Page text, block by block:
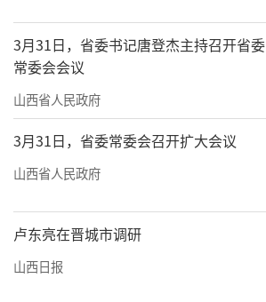
3月31日，省委书记唐登杰主持召开省委
常委会会议
山西省人民政府
3月31日，省委常委会召开扩大会议
山西省人民政府
卢东亮在晋城市调研
山西日报